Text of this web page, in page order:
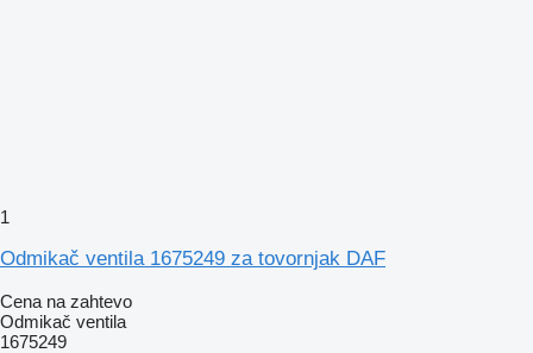
1
Odmikač ventila 1675249 za tovornjak DAF
Cena na zahtevo
Odmikač ventila
1675249